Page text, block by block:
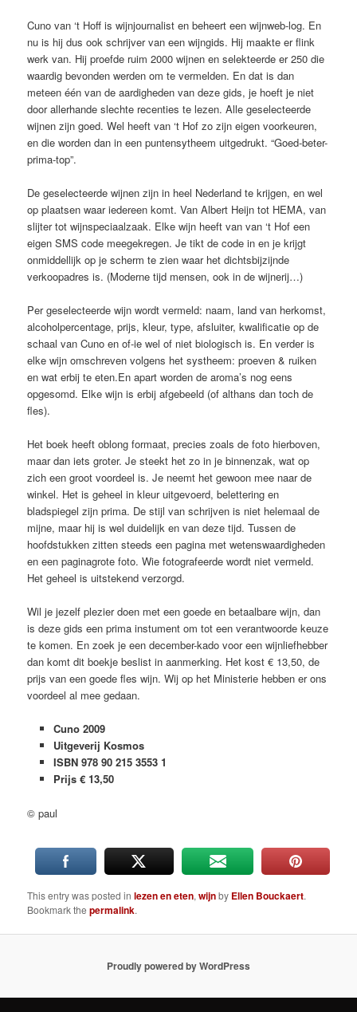
Cuno van ‘t Hoff is wijnjournalist en beheert een wijnweb-log. En
nu is hij dus ook schrijver van een wijngids. Hij maakte er flink
werk van. Hij proefde ruim 2000 wijnen en selekteerde er 250 die
waardig bevonden werden om te vermelden. En dat is dan
meteen één van de aardigheden van deze gids, je hoeft je niet
door allerhande slechte recenties te lezen. Alle geselecteerde
wijnen zijn goed. Wel heeft van ‘t Hof zo zijn eigen voorkeuren,
en die worden dan in een puntensytheem uitgedrukt. “Goed-beter-
prima-top”.
De geselecteerde wijnen zijn in heel Nederland te krijgen, en wel
op plaatsen waar iedereen komt. Van Albert Heijn tot HEMA, van
slijter tot wijnspeciaalzaak. Elke wijn heeft van van ‘t Hof een
eigen SMS code meegekregen. Je tikt de code in en je krijgt
onmiddellijk op je scherm te zien waar het dichtsbijzijnde
verkoopadres is. (Moderne tijd mensen, ook in de wijnerij…)
Per geselecteerde wijn wordt vermeld: naam, land van herkomst,
alcoholpercentage, prijs, kleur, type, afsluiter, kwalificatie op de
schaal van Cuno en of-ie wel of niet biologisch is. En verder is
elke wijn omschreven volgens het systheem: proeven & ruiken
en wat erbij te eten.En apart worden de aroma’s nog eens
opgesomd. Elke wijn is erbij afgebeeld (of althans dan toch de
fles).
Het boek heeft oblong formaat, precies zoals de foto hierboven,
maar dan iets groter. Je steekt het zo in je binnenzak, wat op
zich een groot voordeel is. Je neemt het gewoon mee naar de
winkel. Het is geheel in kleur uitgevoerd, belettering en
bladspiegel zijn prima. De stijl van schrijven is niet helemaal de
mijne, maar hij is wel duidelijk en van deze tijd. Tussen de
hoofdstukken zitten steeds een pagina met wetenswaardigheden
en een paginagrote foto. Wie fotografeerde wordt niet vermeld.
Het geheel is uitstekend verzorgd.
Wil je jezelf plezier doen met een goede en betaalbare wijn, dan
is deze gids een prima instument om tot een verantwoorde keuze
te komen. En zoek je een december-kado voor een wijnliefhebber
dan komt dit boekje beslist in aanmerking. Het kost € 13,50, de
prijs van een goede fles wijn. Wij op het Ministerie hebben er ons
voordeel al mee gedaan.
Cuno 2009
Uitgeverij Kosmos
ISBN 978 90 215 3553 1
Prijs € 13,50
© paul
This entry was posted inlezen en eten,wijnby Ellen Bouckaert.
Bookmark thepermalink.
Proudly powered by WordPress